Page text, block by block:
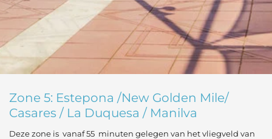
Zone 5: Estepona /New Golden Mile/
Casares / La Duquesa / Manilva
Deze zone is vanaf 55 minuten gelegen van het vliegveld van